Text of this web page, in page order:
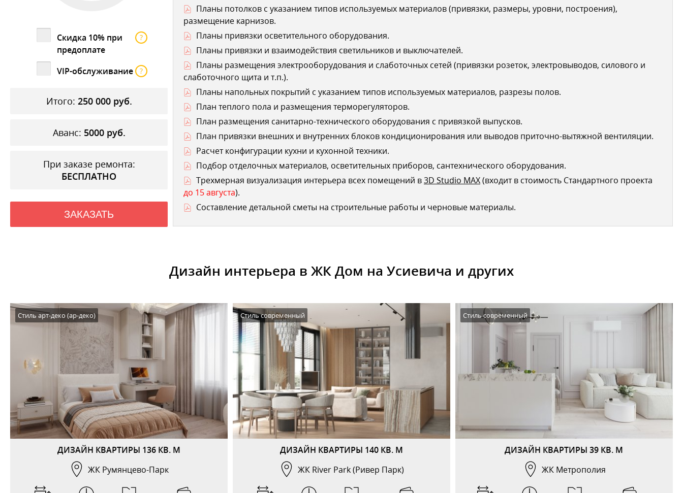
Скидка 10% при
предоплате
?
VIP-обслуживание ?
Итого: 250 000 руб.
Аванс: 5000 руб.
При заказе ремонта:
БЕСПЛАТНО
ЗАКАЗАТЬ
Планы потолков с указанием типов используемых материалов (привязки, размеры, уровни, построения),
размещение карнизов.
Планы привязки осветительного оборудования.
Планы привязки и взаимодействия светильников и выключателей.
Планы размещения электрооборудования и слаботочных сетей (привязки розеток, электровыводов, силового и
слаботочного щита и т.п.).
Планы напольных покрытий с указанием типов используемых материалов, разрезы полов.
План теплого пола и размещения терморегуляторов.
План размещения санитарно-технического оборудования с привязкой выпусков.
План привязки внешних и внутренних блоков кондиционирования или выводов приточно-вытяжной вентиляции.
Расчет конфигурации кухни и кухонной техники.
Подбор отделочных материалов, осветительных приборов, сантехнического оборудования.
Трехмерная визуализация интерьера всех помещений в3D Studio MAX(входит в стоимость Стандартного проекта
до 15 августа).
Составление детальной сметы на строительные работы и черновые материалы.
Дизайн интерьера в ЖК Дом на Усиевича и других
ДИЗАЙН КВАРТИРЫ 136 КВ. М
ЖК Румянцево-Парк
Стиль арт-деко (ар-деко)
ДИЗАЙН КВАРТИРЫ 140 КВ. М
ЖК River Park (Ривер Парк)
Стиль современный
ДИЗАЙН КВАРТИРЫ 39 КВ. М
ЖК Метрополия
Стиль современный